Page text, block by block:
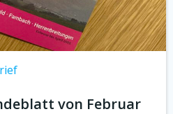
von Februar